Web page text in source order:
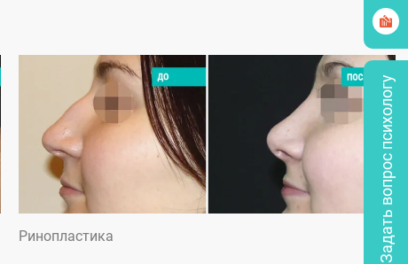
Ринопластика Задать вопрос психологу